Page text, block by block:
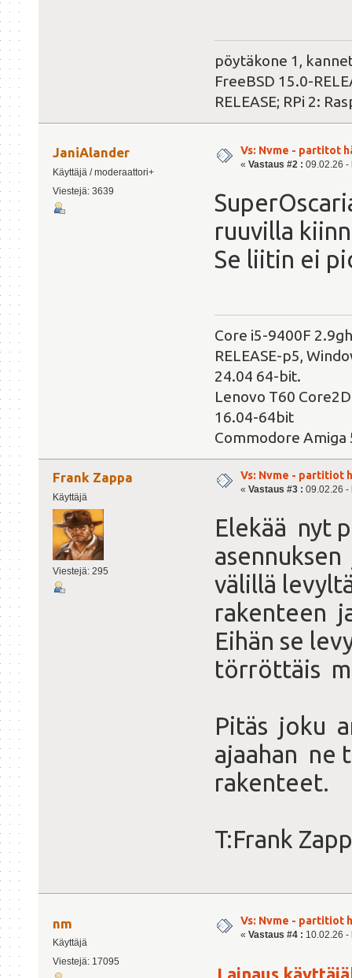
pöytäkone 1,
FreeBSD 15.0-
RELEASE; RPi 2:
JaniAlander
Käyttäjä / moderaattori+
Viestejä: 3639
Vs: Nvme - partitot
« Vastaus #2 : 09.02.26 -
ruuvilla
Se liitin ei
Core i5-9400F
RELEASE-p5,
24.04 64-bit.
Lenovo T60
16.04-64bit
Commodore Amiga
Frank Zappa
Käyttäjä
Viestejä: 295
Vs: Nvme - partitiot
« Vastaus #3 : 09.02.26 -
Elekää nyt
välillä
rakenteen
Eihän se
törröttäis
Pitäs joku
ajaahan
rakenteet.
T:Frank
nm
Käyttäjä
Viestejä: 17095
Vs: Nvme - partitiot
« Vastaus #4 : 10.02.26 -
Lainaus